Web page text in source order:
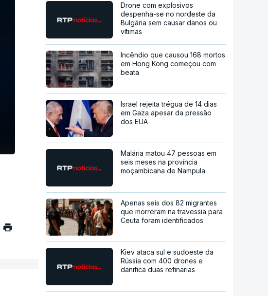
Drone com explosivos
despenha-se no nordeste da
Bulgária sem causar danos ou
vítimas
Incêndio que causou 168 mortos
em Hong Kong começou com
beata
Israel rejeita trégua de 14 dias
em Gaza apesar da pressão
dos EUA
Malária matou 47 pessoas em
seis meses na província
moçambicana de Nampula
Apenas seis dos 82 migrantes
que morreram na travessia para
Ceuta foram identificados
Kiev ataca sul e sudoeste da
Rússia com 400 drones e
danifica duas refinarias